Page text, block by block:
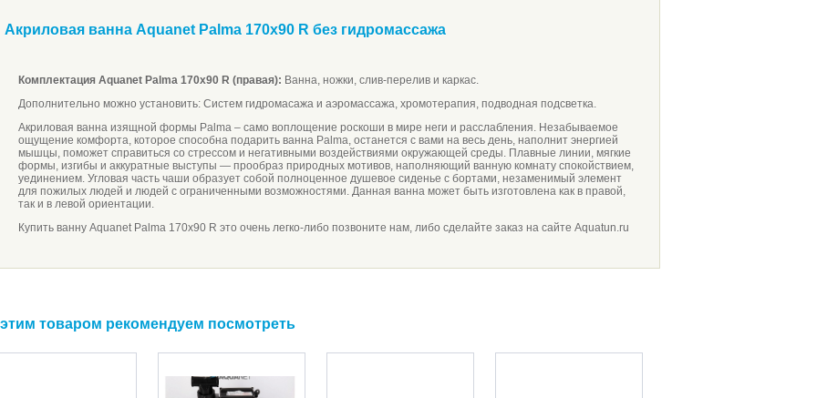
Акриловая ванна Aquanet Palma 170x90 R без гидромассажа
Комплектация Aquanet Palma 170x90 R (правая): Ванна, ножки, cлив-перелив и каркас.
Дополнительно можно установить: Систем гидромасажа и аэромассажа, хромотерапия, подводная подсветка.
Акриловая ванна изящной формы Palma – само воплощение роскоши в мире неги и расслабления. Незабываемое
ощущение комфорта, которое способна подарить ванна Palma, останется с вами на весь день, наполнит энергией
мышцы, поможет справиться со стрессом и негативными воздействиями окружающей среды. Плавные линии, мягкие
формы, изгибы и аккуратные выступы — прообраз природных мотивов, наполняющий ванную комнату спокойствием,
уединением. Угловая часть чаши образует собой полноценное душевое сиденье с бортами, незаменимый элемент
для пожилых людей и людей с ограниченными возможностями. Данная ванна может быть изготовлена как в правой,
так и в левой ориентации.
Купить ванну Aquanet Palma 170x90 R это очень легко-либо позвоните нам, либо сделайте заказ на сайте Aquatun.ru
товаром рекомендуем посмотреть